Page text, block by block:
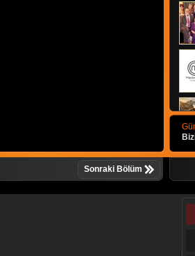
Sonraki Bölüm